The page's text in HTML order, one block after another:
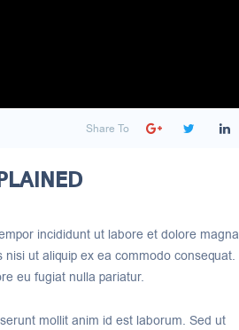
Share To
incididunt ut labore et dolore magna
ut aliquip ex ea commodo consequat.
eu fugiat nulla pariatur.
mollit anim id est laborum. Sed ut